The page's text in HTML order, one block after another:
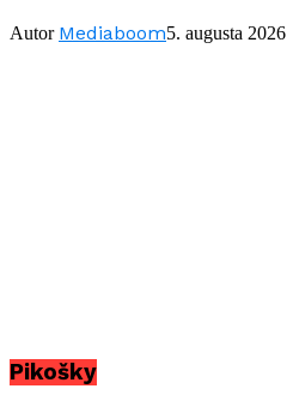
Autor Mediaboom5. augusta 2026
Pikošky